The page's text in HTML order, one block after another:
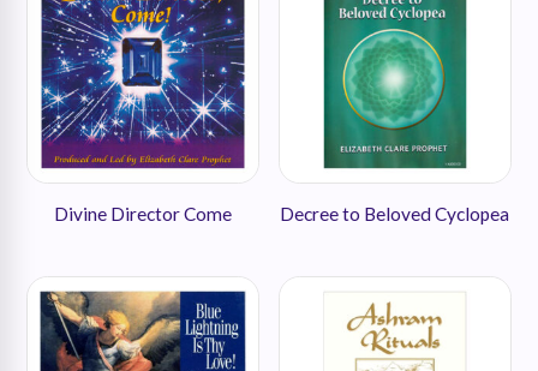
Divine Director Come Decree to Beloved Cyclopea